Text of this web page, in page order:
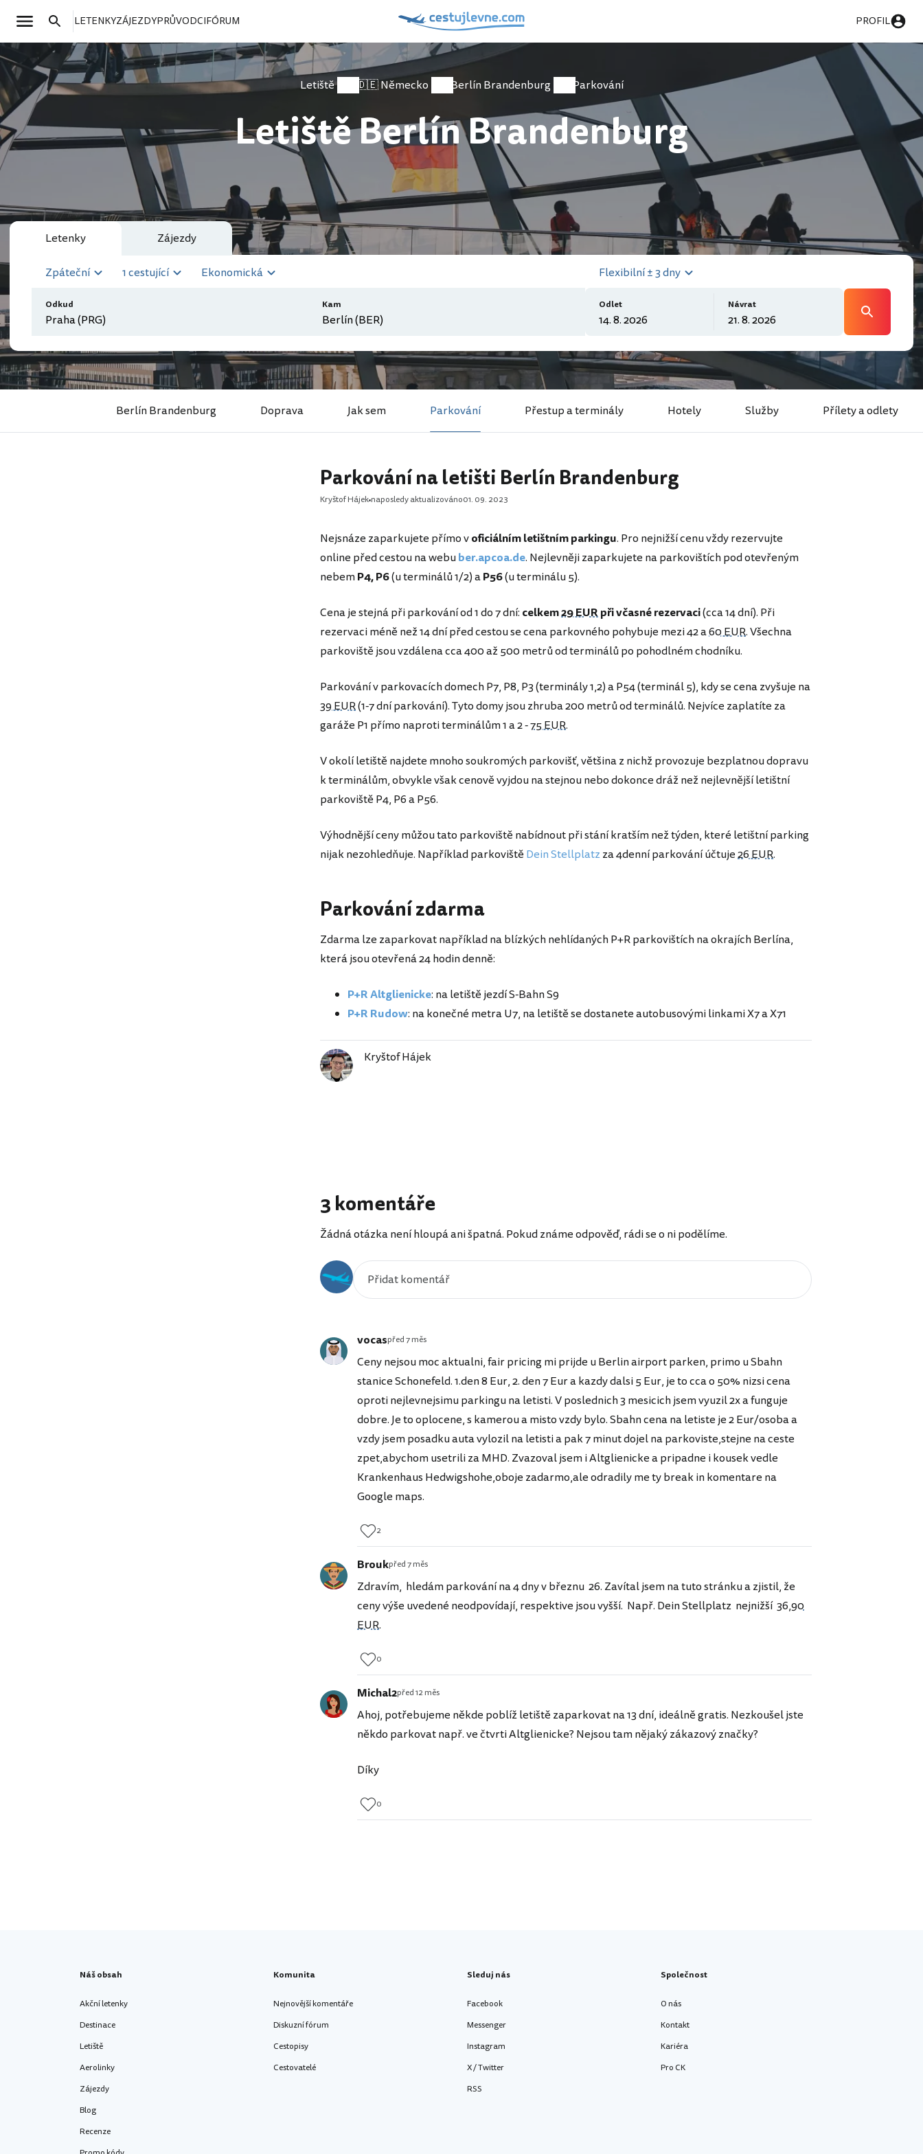
LETENKYZÁJEZDYPRŮVODCIFÓRUM PROFIL
Letiště 🇩🇪 Německo Berlín Brandenburg Parkování
Letiště Berlín Brandenburg
Letenky Zájezdy
Zpáteční 1 cestující Ekonomická
Odkud Kam
Flexibilní ± 3 dny
Odlet Návrat
Berlín Brandenburg Doprava Jak sem Parkování Přestup a terminály Hotely Služby Přílety a odlety
Parkování na letišti Berlín Brandenburg
Kryštof Hájek naposledy aktualizováno01. 09. 2023
Nejsnáze zaparkujete přímo voficiálním letištním parkingu. Pro nejnižší cenu vždy rezervujte
online před cestou na webuber.apcoa.de. Nejlevněji zaparkujete na parkovištích pod otevřeným
nebemP4, P6(u terminálů 1/2) aP56(u terminálu 5).
Cena je stejná při parkování od 1 do 7 dní: celkem29 EURpři včasné rezervaci(cca 14 dní). Při
rezervaci méně než 14 dní před cestou se cena parkovného pohybuje mezi 42 a60 EUR. Všechna
parkoviště jsou vzdálena cca 400 až 500 metrů od terminálů po pohodlném chodníku.
Parkování v parkovacích domech P7, P8, P3 (terminály 1,2) a P54 (terminál 5), kdy se cena zvyšuje na
39 EUR(1-7 dní parkování). Tyto domy jsou zhruba 200 metrů od terminálů. Nejvíce zaplatíte za
garáže P1 přímo naproti terminálům 1 a 2 -75 EUR.
V okolí letiště najdete mnoho soukromých parkovišť, většina z nichž provozuje bezplatnou dopravu
k terminálům, obvykle však cenově vyjdou na stejnou nebo dokonce dráž než nejlevnější letištní
parkoviště P4, P6 a P56.
Výhodnější ceny můžou tato parkoviště nabídnout při stání kratším než týden, které letištní parking
nijak nezohledňuje. Například parkoviště Dein Stellplatzza 4denní parkování účtuje26 EUR.
Parkování zdarma
Zdarma lze zaparkovat například na blízkých nehlídaných P+R parkovištích na okrajích Berlína,
která jsou otevřená 24 hodin denně:
P+RAltglienicke: na letiště jezdí S-Bahn S9
P+R Rudow: na konečné metra U7, na letiště se dostanete autobusovými linkami X7 a X71
Kryštof Hájek
3 komentáře
Žádná otázka není hloupá ani špatná. Pokud známe odpověď, rádi se o ni podělíme.
vocaspřed 7 měs
Ceny nejsou moc aktualni, fair pricing mi prijde u Berlin airport parken, primo u Sbahn
stanice Schonefeld. 1.den 8 Eur, 2. den 7 Eur a kazdy dalsi 5 Eur, je to cca o 50% nizsi cena
oproti nejlevnejsimu parkingu na letisti. V poslednich 3 mesicich jsem vyuzil 2x a funguje
dobre. Je to oplocene, s kamerou a misto vzdy bylo. Sbahn cena na letiste je 2 Eur/osoba a
vzdy jsem posadku auta vylozil na letisti a pak 7 minut dojel na parkoviste,stejne na ceste
zpet,abychom usetrili za MHD. Zvazoval jsem i Altglienicke a pripadne i kousek vedle
Krankenhaus Hedwigshohe,oboje zadarmo,ale odradily me ty break in komentare na
Google maps.
2
Broukpřed 7 měs
Zdravím, hledám parkování na 4 dny v březnu 26. Zavítal jsem na tuto stránku a zjistil, že
ceny výše uvedené neodpovídají, respektive jsou vyšší. Např. Dein Stellplatz nejnižší 36,90
EUR.
0
Michal2před 12 měs
Ahoj, potřebujeme někde poblíž letiště zaparkovat na 13 dní, ideálně gratis. Nezkoušel jste
někdo parkovat např. ve čtvrti Altglienicke? Nejsou tam nějaký zákazový značky?
Díky
0
Náš obsah
Akční letenky
Destinace
Letiště
Aerolinky
Zájezdy
Blog
Recenze
Komunita
Nejnovější komentáře
Diskuzní fórum
Cestopisy
Cestovatelé
Sleduj nás
Facebook
Messenger
Instagram
X / Twitter
RSS
Společnost
O nás
Kontakt
Kariéra
Pro CK